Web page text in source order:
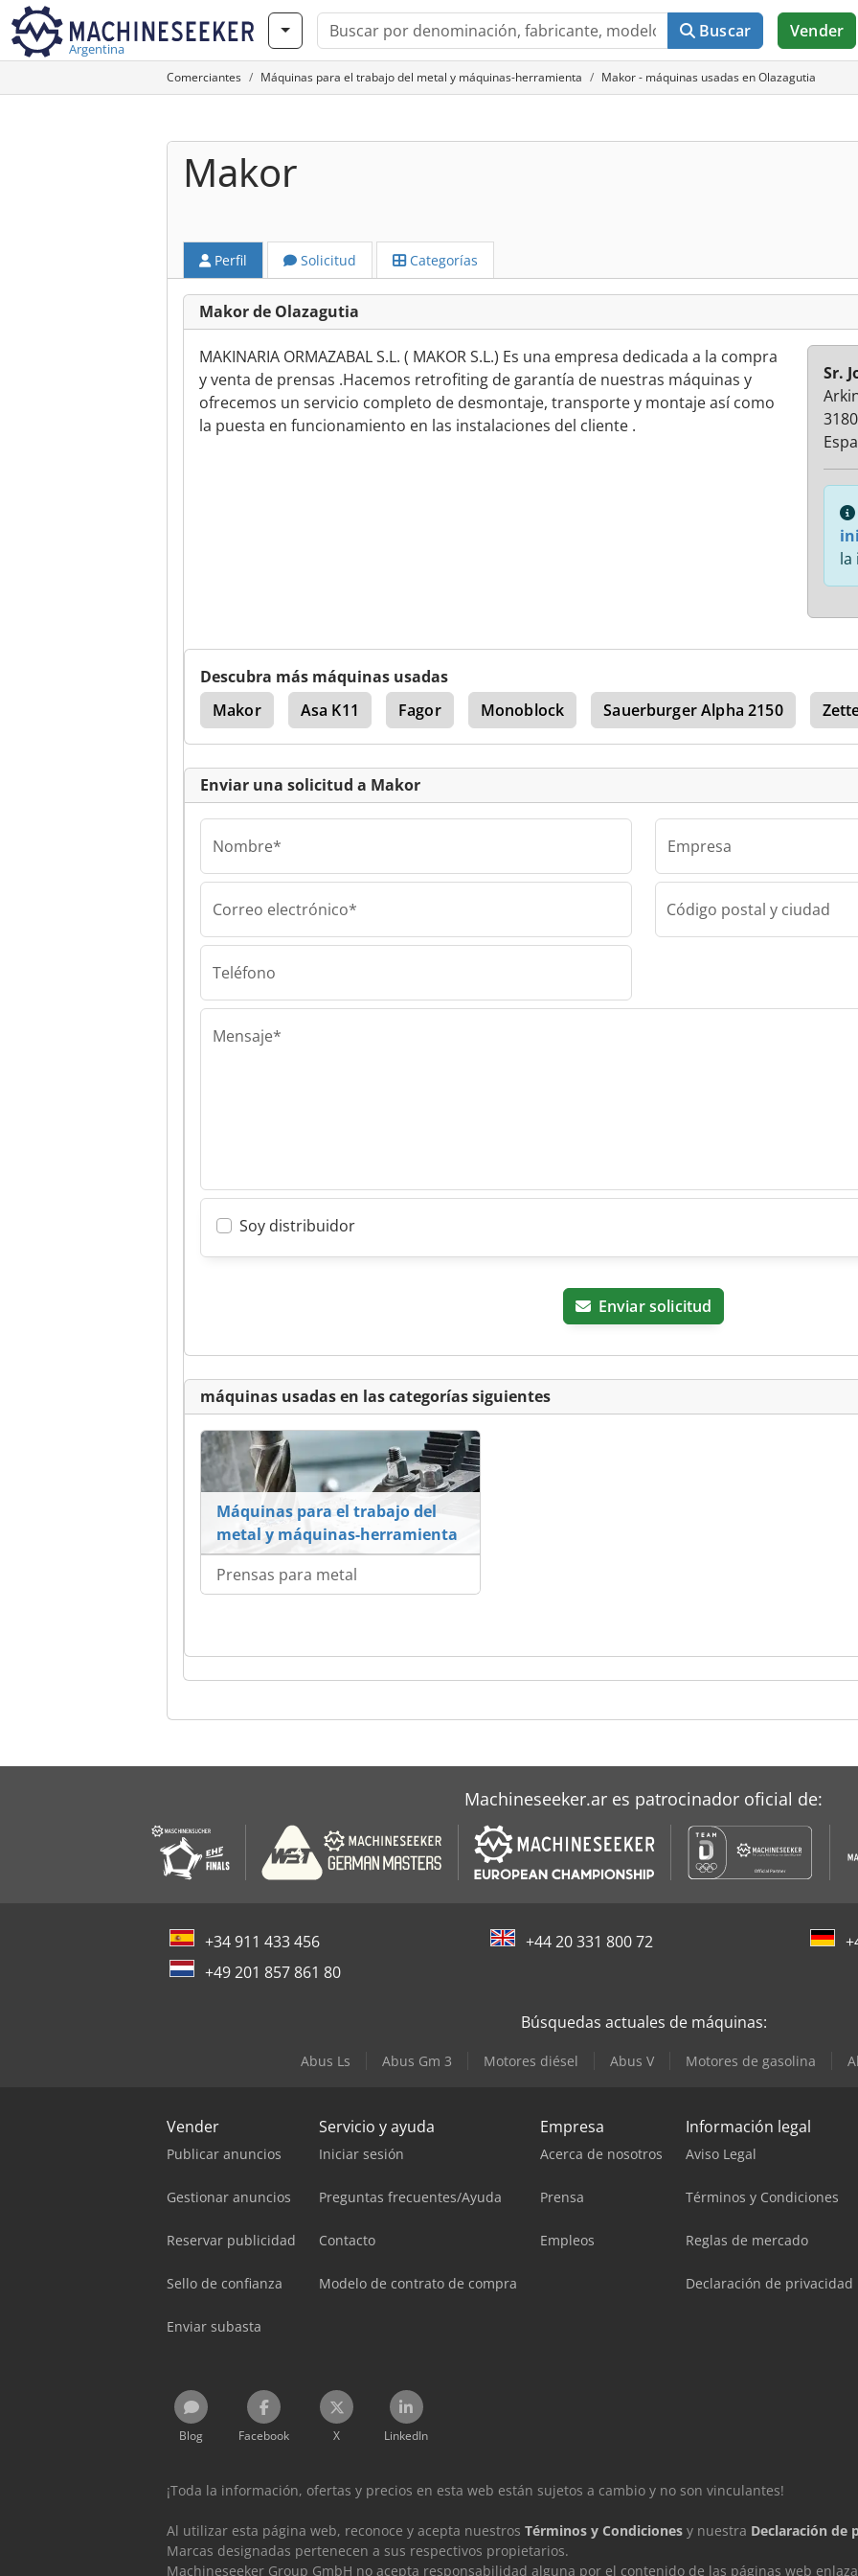
Argentina
Buscar Vender
Comerciantes Máquinas para el trabajo del metal y máquinas-herramienta Makor - máquinas usadas en Olazagutia
Makor
Perfil Solicitud Categorías
Makor de Olazagutia
MAKINARIA ORMAZABAL S.L. ( MAKOR S.L.) Es una empresa dedicada a la compra
y venta de prensas .Hacemos retrofiting de garantía de nuestras máquinas y
ofrecemos un servicio completo de desmontaje, transporte y montaje así como
la puesta en funcionamiento en las instalaciones del cliente .
Sr.
la
Descubra más máquinas usadas
Makor
Asa K11 Fagor Monoblock Sauerburger Alpha 2150
Enviar una solicitud a Makor
Nombre*
Correo electrónico*
Teléfono
Empresa
Código postal y ciudad
Mensaje*
Soy distribuidor
Enviar solicitud
máquinas usadas en las categorías siguientes
Máquinas para el trabajo del
metal y máquinas-herramienta
Prensas para metal
Machineseeker.ar es patrocinador oficial de:
+34 911 433 456 +44 20 331 800 72
+49 201 857 861 80
Búsquedas actuales de máquinas:
Abus Ls Abus Gm 3 Motores diésel Abus V Motores de gasolina
Vender
Publicar anuncios
Gestionar anuncios
Reservar publicidad
Sello de confianza
Enviar subasta
Servicio y ayuda
Iniciar sesión
Preguntas frecuentes/Ayuda
Contacto
Modelo de contrato de compra
Empresa
Acerca de nosotros
Prensa
Empleos
Información legal
Aviso Legal
Términos y Condiciones
Reglas de mercado
Declaración de privacidad
Blog Facebook X LinkedIn
¡Toda la información, ofertas y precios en esta web están sujetos a cambio y no son vinculantes!
Al utilizar esta página web, reconoce y acepta nuestros Términos y Condiciones y nuestra Declaración de
Marcas designadas pertenecen a sus respectivos propietarios.
Machineseeker Group GmbH no acepta responsabilidad alguna por el contenido de las páginas web